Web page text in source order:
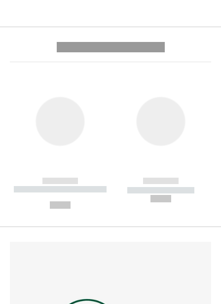
------------
----------- ----------- --------
------------
----------- -----------